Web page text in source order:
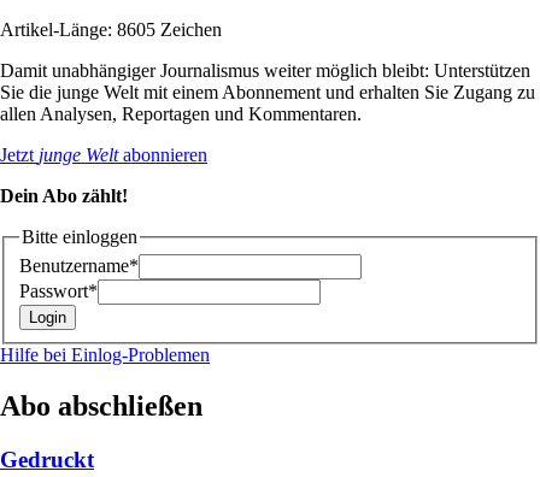
Artikel-Länge: 8605 Zeichen
Damit unabhängiger Journalismus weiter möglich bleibt: Unterstützen
Sie die junge Welt mit einem Abonnement und erhalten Sie Zugang zu
allen Analysen, Reportagen und Kommentaren.
Jetzt junge Weltabonnieren
Dein Abo zählt!
Bitte einloggen
Benutzername*
Passwort*
Hilfe bei Einlog-Problemen
Abo abschließen
Gedruckt